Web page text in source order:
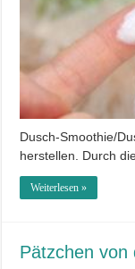
Dusch-Smoothie/
herstellen. Durch
Weiterlesen »
Pätzchen von